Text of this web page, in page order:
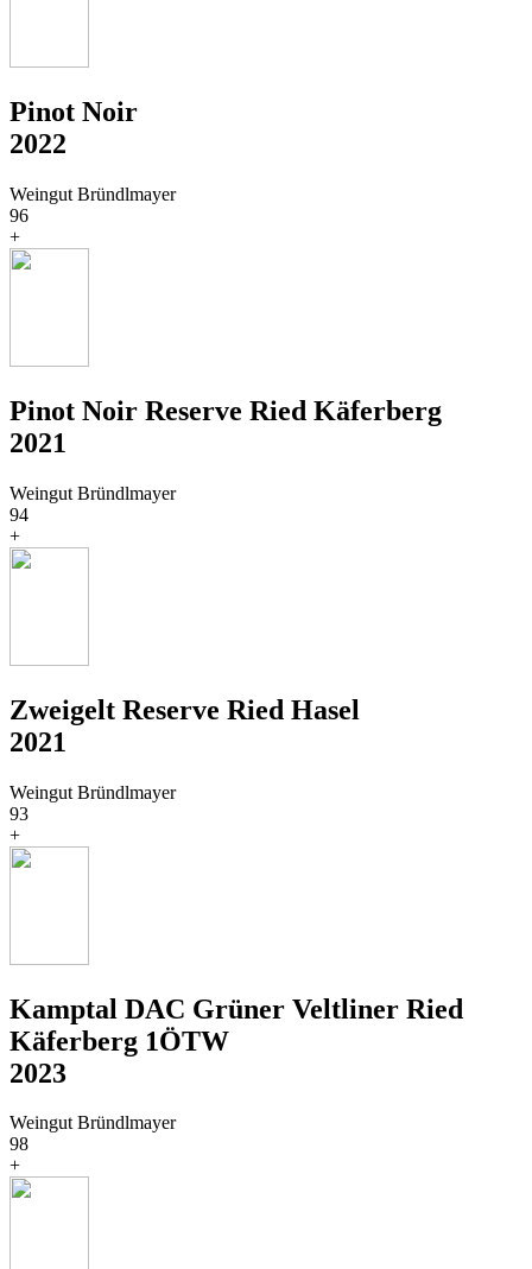
Pinot Noir
2022
Weingut Bründlmayer
96
+
Pinot Noir Reserve Ried Käferberg
2021
Weingut Bründlmayer
94
+
Zweigelt Reserve Ried Hasel
2021
Weingut Bründlmayer
93
+
Kamptal DAC Grüner Veltliner Ried
Käferberg 1ÖTW
2023
Weingut Bründlmayer
98
+